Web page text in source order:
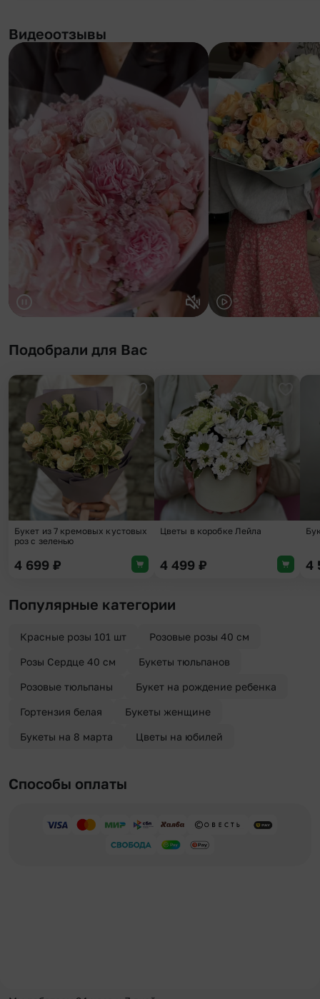
Видеоотзывы
Подобрали для Вас
Добавить в избранное
Букет из 7 кремовых кустовых
роз с зеленью
4 699 ₽
Цветы в коробке Лейла
4 499 ₽ 4
Популярные категории
Красные розы 101 шт Розовые розы 40 см
Розы Сердце 40 см Букеты тюльпанов
Розовые тюльпаны Букет на рождение ребенка
Гортензия белая Букеты женщине
Букеты на 8 марта Цветы на юбилей
Способы оплаты